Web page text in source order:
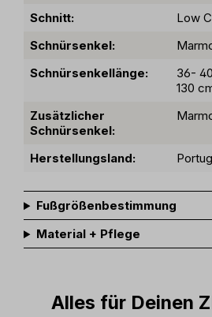
Schnitt:
Low
Schnürsenkel:
Schnürsenkellänge:
36-
130
Zusätzlicher
Schnürsenkel:
Herstellungsland:
Fußgrößenbestimmung
Material + Pflege
Alles für Deinen